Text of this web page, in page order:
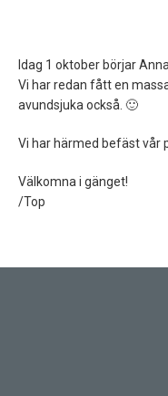
Idag 1 oktober börjar
Vi har redan fått en
avundsjuka också. 🙂
Vi har härmed befäst vår
Välkomna i gänget!
/Top